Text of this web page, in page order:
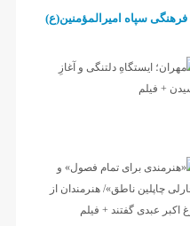
سپاه امیرالمؤمنین(ع)